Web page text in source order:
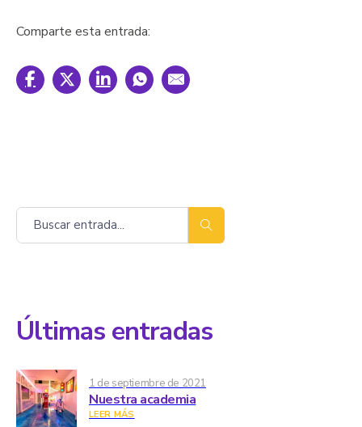
Comparte esta entrada:
Buscar
Últimas entradas
1 de septiembre de 2021
Nuestra academia
LEER MÁS